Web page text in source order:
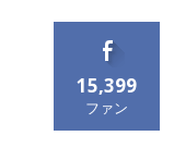
15,399
ファン